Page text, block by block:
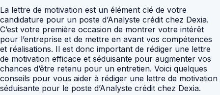
La lettre de motivation est un élément clé de votre
candidature pour un poste d’Analyste crédit chez Dexia.
C’est votre première occasion de montrer votre intérêt
pour l’entreprise et de mettre en avant vos compétences
et réalisations. Il est donc important de rédiger une lettre
de motivation efficace et séduisante pour augmenter vos
chances d’être retenu pour un entretien. Voici quelques
conseils pour vous aider à rédiger une lettre de motivation
séduisante pour le poste d’Analyste crédit chez Dexia.